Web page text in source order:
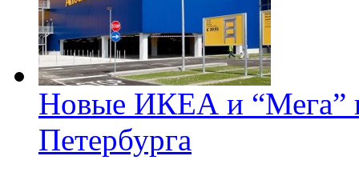
Новые ИКЕА и “Мега”
Петербурга